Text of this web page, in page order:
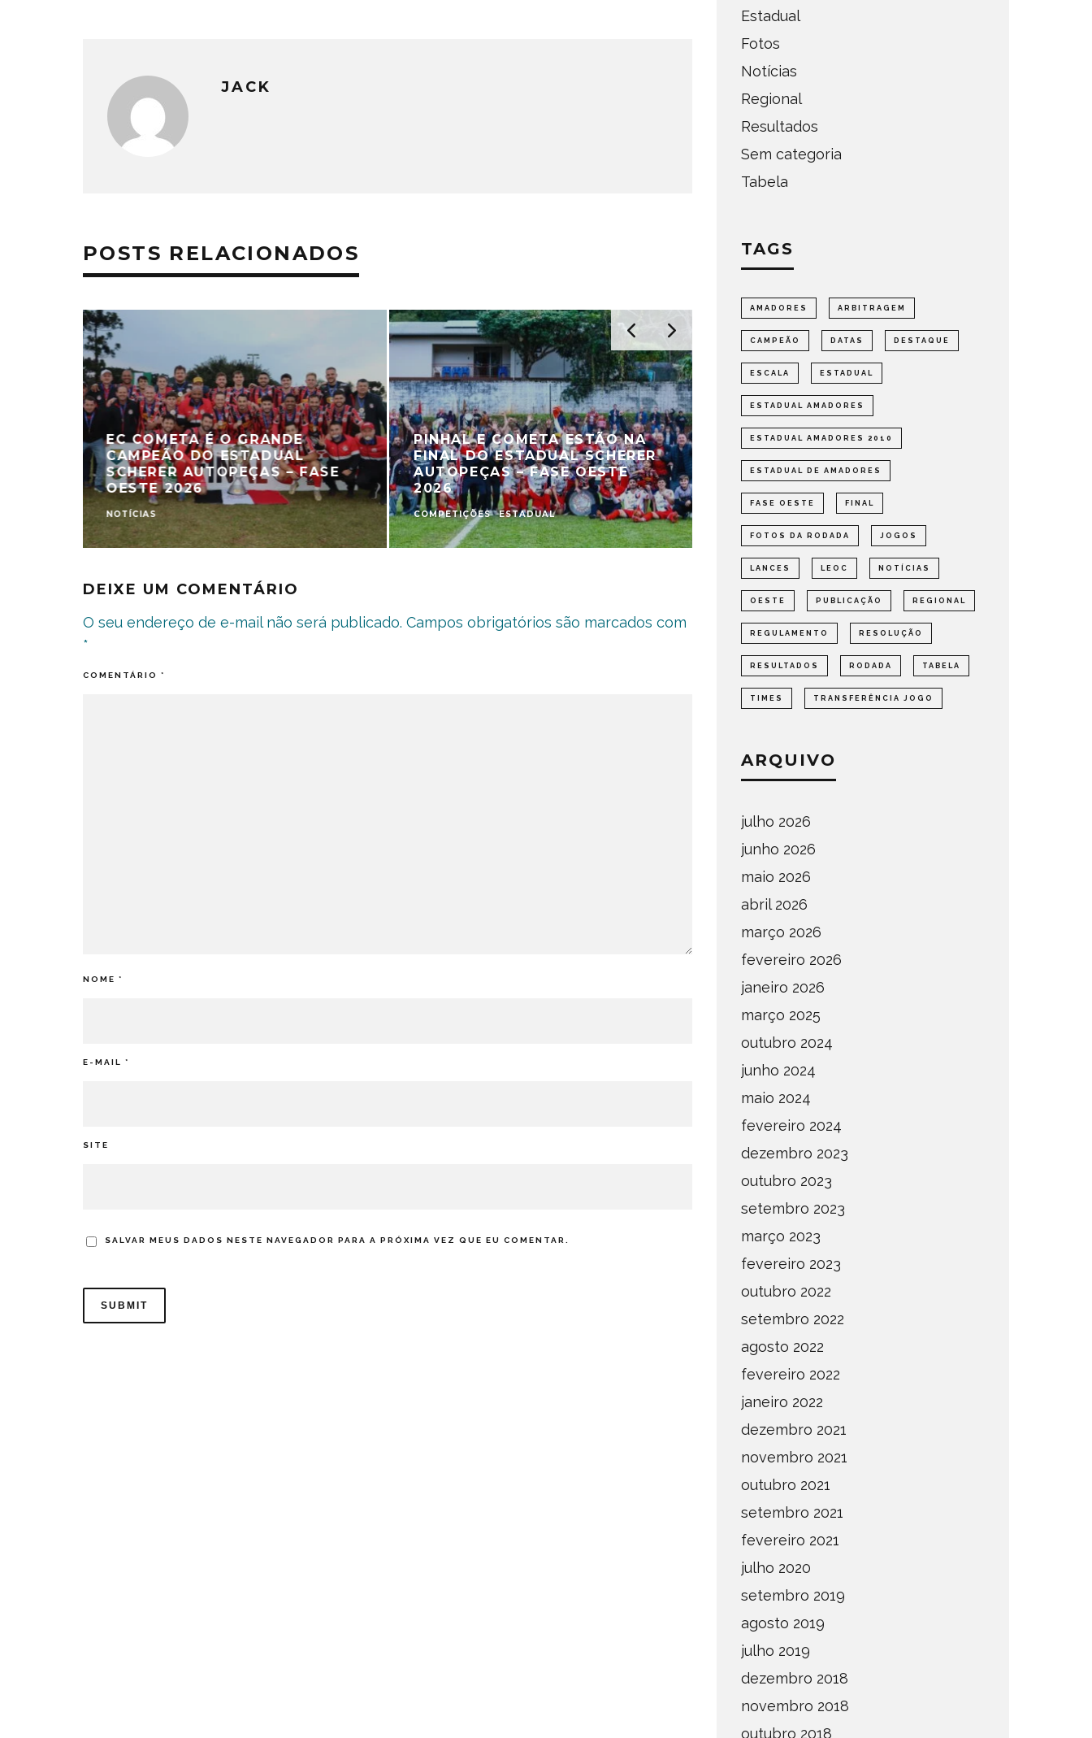
JACK
POSTS RELACIONADOS
EC COMETA É O GRANDE
CAMPEÃO DO ESTADUAL
SCHERER AUTOPEÇAS – FASE
OESTE 2026
NOTÍCIAS
PINHAL E COMETA ESTÃO NA
FINAL DO ESTADUAL SCHERER
AUTOPEÇAS – FASE OESTE
2026
COMPETIÇÕES ESTADUAL
DO ESTADUAL DE AMADORES –
COMPETIÇÕES ESTADUAL NOTÍCIAS
DEIXE UM COMENTÁRIO
O seu endereço de e-mail não será publicado. Campos obrigatórios são marcados com
*
COMENTÁRIO *
NOME *
E-MAIL *
SITE
SALVAR MEUS DADOS NESTE NAVEGADOR PARA A PRÓXIMA VEZ QUE EU COMENTAR.
Estadual
Fotos
Notícias
Regional
Resultados
Sem categoria
Tabela
TAGS
AMADORES ARBITRAGEM
CAMPEÃO DATAS DESTAQUE
ESCALA ESTADUAL
ESTADUAL AMADORES
ESTADUAL AMADORES 2010
ESTADUAL DE AMADORES
FASE OESTE FINAL
FOTOS DA RODADA JOGOS
LANCES LEOC NOTÍCIAS
OESTE PUBLICAÇÃO REGIONAL
REGULAMENTO RESOLUÇÃO
RESULTADOS RODADA TABELA
TIMES TRANSFERÊNCIA JOGO
ARQUIVO
julho 2026
junho 2026
maio 2026
abril 2026
março 2026
fevereiro 2026
janeiro 2026
março 2025
outubro 2024
junho 2024
maio 2024
fevereiro 2024
dezembro 2023
outubro 2023
setembro 2023
março 2023
fevereiro 2023
outubro 2022
setembro 2022
agosto 2022
fevereiro 2022
janeiro 2022
dezembro 2021
novembro 2021
outubro 2021
setembro 2021
fevereiro 2021
julho 2020
setembro 2019
agosto 2019
julho 2019
dezembro 2018
novembro 2018
outubro 2018